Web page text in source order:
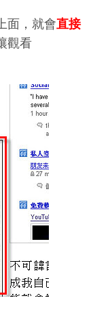
面，就會直接
觀看